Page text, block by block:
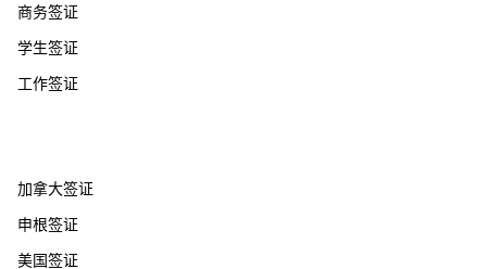
商务签证
学生签证
工作签证
加拿大签证
申根签证
美国签证